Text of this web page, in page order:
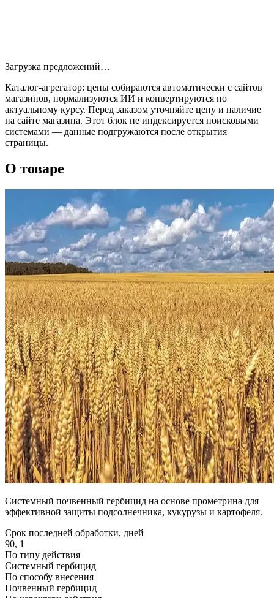
Загрузка предложений…
Каталог‑агрегатор: цены собираются автоматически с сайтов
магазинов, нормализуются ИИ и конвертируются по
актуальному курсу. Перед заказом уточняйте цену и наличие
на сайте магазина. Этот блок не индексируется поисковыми
системами — данные подгружаются после открытия
страницы.
О товаре
Системный почвенный гербицид на основе прометрина для
эффективной защиты подсолнечника, кукурузы и картофеля.
Срок последней обработки, дней
90, 1
По типу действия
Системный гербицид
По способу внесения
Почвенный гербицид